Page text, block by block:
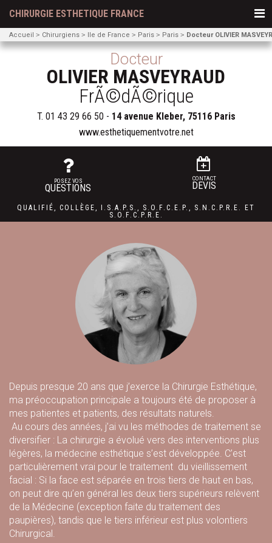
CHIRURGIE ESTHETIQUE FRANCE
Accueil Chirurgiens Ile de France Paris Paris Docteur OLIVIER
Docteur
OLIVIER MASVEYRAUD
FrÃ©dÃ©rique
T. 01 43 29 66 50 - 14 avenue Kleber, 75116 Paris
www.esthetiquementvotre.net
POSEZ VOS
QUESTIONS
CONTACT
DEVIS
QUALIFIÉ, COLLÈGE, I.S.A.P.S. , S.O.F.C.E.P., S.N.C.P.R.E.
ET
S.O.F.C.P.R.E.
Depuis presque 20 ans que j’exerce la Chirurgie Esthétique,
ma préoccupation principale a toujours été de proposer à
mes patientes et patients, des résultats naturels.
Au cours des années, j’ai vu les méthodes de traitement se
diversifier : La chirurgie a évolué vers des interventions plus
légères, la médecine esthétique s’est développée. C’est
particulièrement vrai pour le traitement du vieillissement
facial : Si la face est séparée en trois tiers de haut en bas,
on peut dire qu’en général les deux tiers supérieurs relèvent
de la Médecine (exception faite du traitement des
paupières), tandis que le tiers inférieur est plus volontiers
Chirurgical.